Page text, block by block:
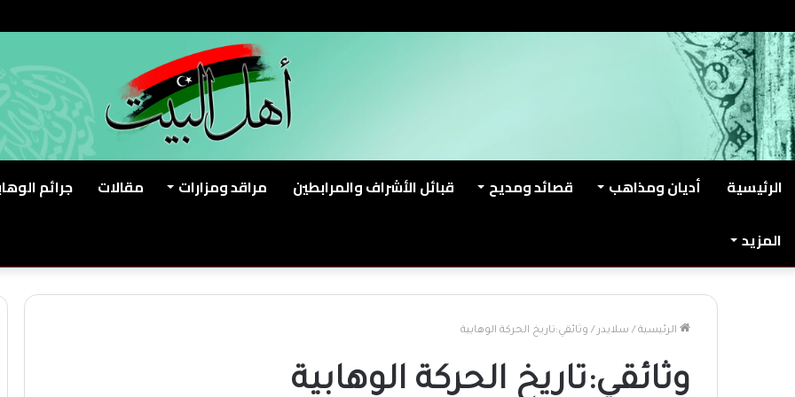
الرئيسية أديان ومذاهب قصائد ومديح قبائل الأشراف والمرابطين مراقد ومزارات مقالات جرائم
المزيد
الرئيسية / سلايدر / وثائقي:تاريخ الحركة الوهابية
وثائقي:تاريخ الحركة الوهابية